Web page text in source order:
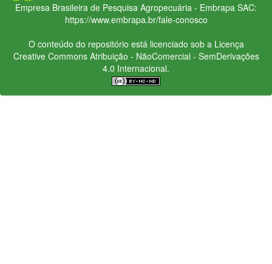
Empresa Brasileira de Pesquisa Agropecuária - Embrapa SAC:
https://www.embrapa.br/fale-conosco
O conteúdo do repositório está licenciado sob a Licença
Creative CommonsAtribuição - NãoComercial - SemDerivações
4.0 Internacional.